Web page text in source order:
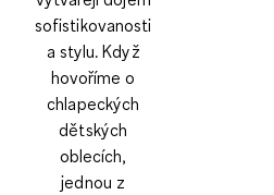
sofistikovanosti
a stylu. Když
hovoříme o
chlapeckých
dětských
oblecích,
jednou z